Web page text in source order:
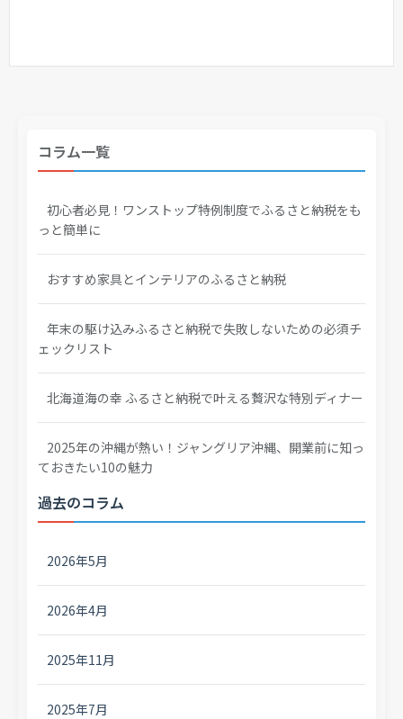
コラム一覧
初心者必見！ワンストップ特例制度でふるさと納税をも
っと簡単に
おすすめ家具とインテリアのふるさと納税
年末の駆け込みふるさと納税で失敗しないための必須チ
ェックリスト
北海道海の幸 ふるさと納税で叶える贅沢な特別ディナー
2025年の沖縄が熱い！ジャングリア沖縄、開業前に知っ
ておきたい10の魅力
過去のコラム
2026年5月
2026年4月
2025年11月
2025年7月